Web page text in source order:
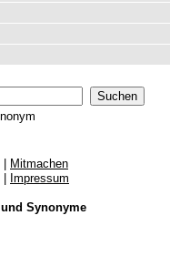
Mitmachen
Impressum
Synonyme